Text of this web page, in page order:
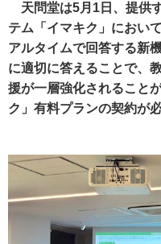
天問堂は5月1日、提供
テム「イマキク」におい
アルタイムで回答する新
に適切に答えることで、
援が一層強化されること
ク」有料プランの契約が必